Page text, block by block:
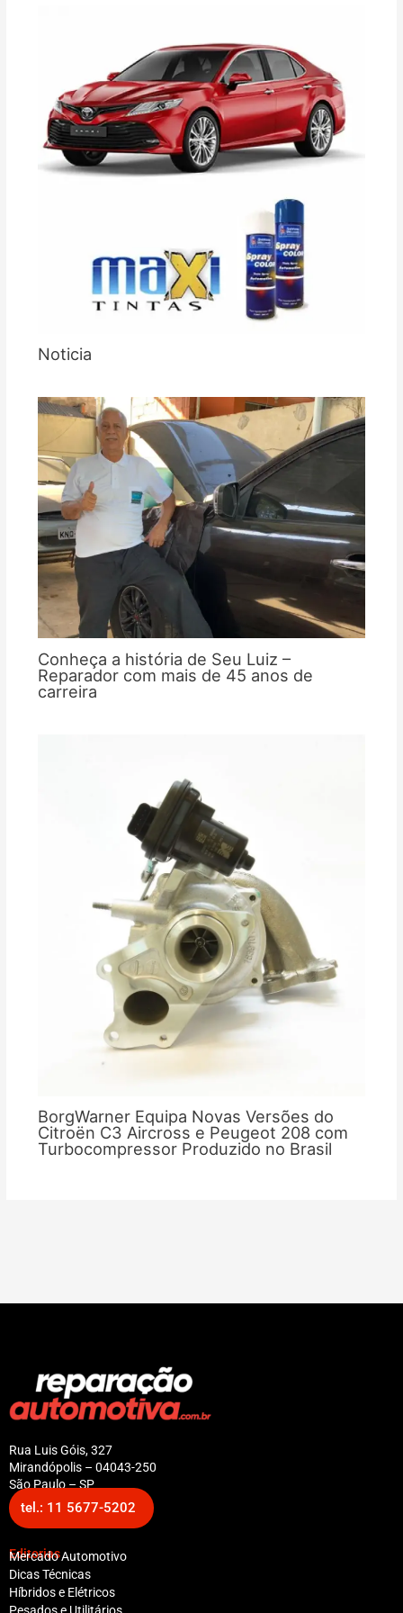
Noticia
Conheça a história de Seu Luiz –
Reparador com mais de 45 anos de
carreira
BorgWarner Equipa Novas Versões do
Citroën C3 Aircross e Peugeot 208 com
Turbocompressor Produzido no Brasil
Rua Luis Góis, 327
Mirandópolis – 04043-250
São Paulo – SP
tel.: 11 5677-5202
Editorias
Mercado Automotivo
Dicas Técnicas
Híbridos e Elétricos